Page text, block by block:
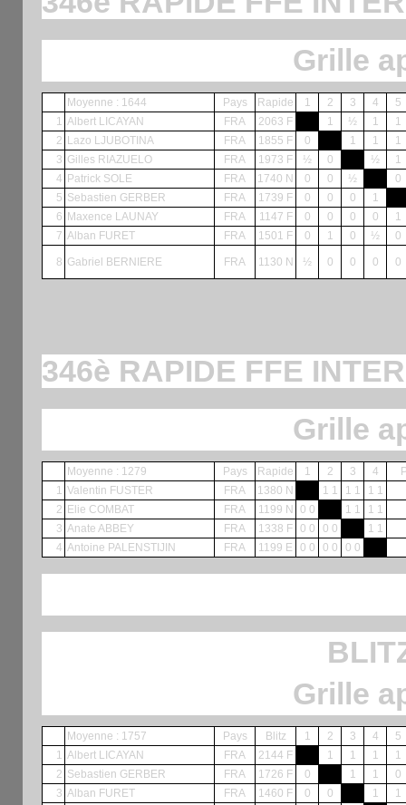
Grille
Moyenne : 1644 Pays Rapide 1 2 3 4
5
1
Albert LICAYAN FRA 2063 F 1 ½ 1
1
2 Lazo LJUBOTINA FRA 1855 F 0 1 1
1
3 Gilles RIAZUELO FRA 1973 F ½ 0 ½
1
4 Patrick SOLE FRA 1740 N 0 0 ½
0
5 Sebastien GERBER FRA 1739 F 0 0 0
1
6 Maxence LAUNAY FRA 1147 F 0 0 0 0
1
7 Alban FURET FRA 1501 F 0 1 0 ½ 0
8 Gabriel BERNIERE FRA 1130 N ½ 0 0 0 0
346è RAPIDE FFE
Grille
Moyenne : 1279 Pays Rapide 1 2 3 4
1 Valentin FUSTER FRA 1380 N 1 1 1 1
1 1
2 Elie COMBAT FRA 1199 N 0 0 1 1
1 1
3 Anate ABBEY FRA 1338 F 0 0 0 0
1 1
4 Antoine PALENSTIJIN FRA 1199 E 0 0 0 0 0 0
Grille
Moyenne : 1757 Pays Blitz 1 2 3 4
5
1 Albert LICAYAN FRA 2144 F 1 1 1
1
2 Sebastien GERBER FRA 1726 F 0 1 1
0
3 Alban FURET FRA 1460 F 0 0 1
1